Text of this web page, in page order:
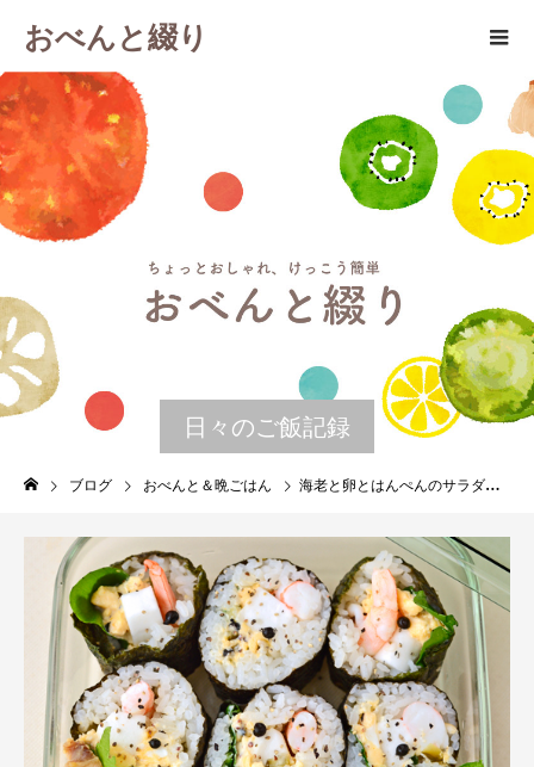
おべんと綴り
日々のご飯記録
ブログ おべんと＆晩ごはん 海老と卵とはんぺんのサラダ巻き 晩ごはんの残りで作るお弁当 TATSURO YAMASHITA SUPER STREAMING ８月１日 土曜日